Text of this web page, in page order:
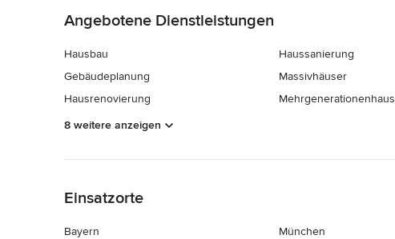
Angebotene Dienstleistungen
Hausbau
Gebäudeplanung
Hausrenovierung
Haussanierung
Massivhäuser
Mehrgenerationenhaus
8 weitere anzeigen
Einsatzorte
Bayern München